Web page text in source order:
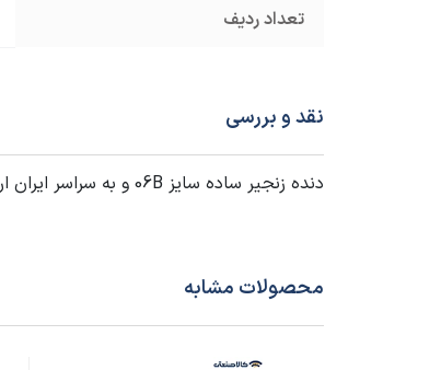
تعداد ردیف
نقد و بررسی
دنده زنجیر ساده سایز 06B و به سراسر ایران ارسال می شود. برای دریافت
محصولات مشابه